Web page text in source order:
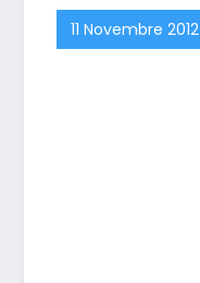
11 Novembre 2012